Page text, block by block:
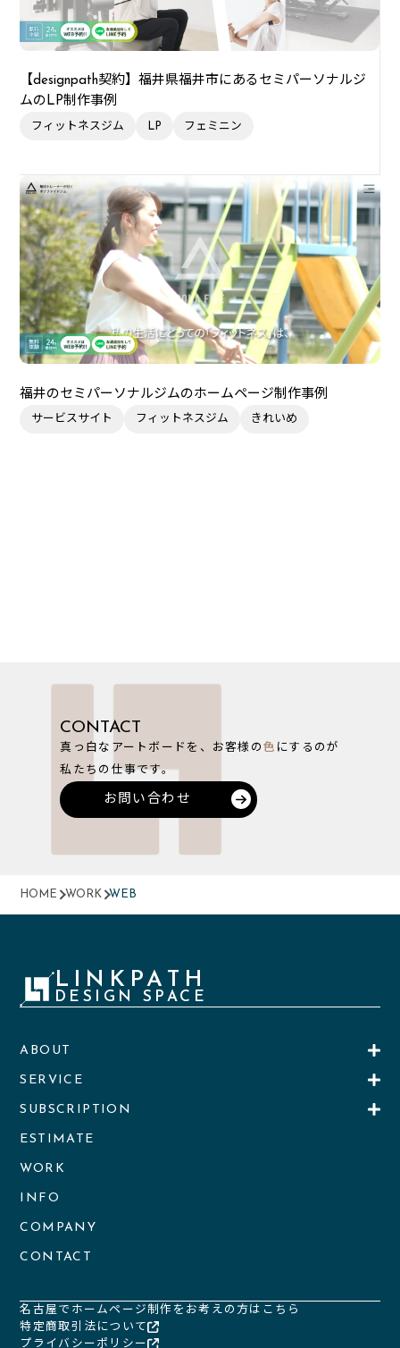
【designpath契約】福井県福井市にあるセミパーソナルジ
ムのLP制作事例
フィットネスジム LP フェミニン
福井のセミパーソナルジムのホームページ制作事例
サービスサイト フィットネスジム きれいめ
CONTACT
真っ白なアートボードを、お客様の 色 にするのが
私たちの仕事です。
お問い合わせ
HOME WORK WEB
LINKPATH
DESIGN SPACE
ABOUT
SERVICE
SUBSCRIPTION
ESTIMATE
WORK
INFO
COMPANY
CONTACT
名古屋でホームページ制作をお考えの方はこちら
特定商取引法について
プライバシーポリシー